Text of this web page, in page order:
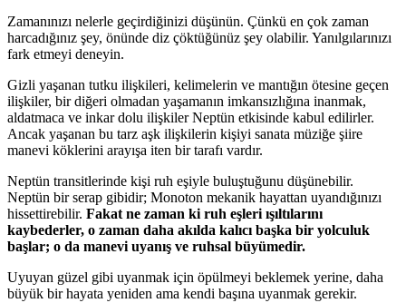
Zamanınızı nelerle geçirdiğinizi düşünün. Çünkü en çok zaman
harcadığınız şey, önünde diz çöktüğünüz şey olabilir. Yanılgılarınızı
fark etmeyi deneyin.
Gizli yaşanan tutku ilişkileri, kelimelerin ve mantığın ötesine geçen
ilişkiler, bir diğeri olmadan yaşamanın imkansızlığına inanmak,
aldatmaca ve inkar dolu ilişkiler Neptün etkisinde kabul edilirler.
Ancak yaşanan bu tarz aşk ilişkilerin kişiyi sanata müziğe şiire
manevi köklerini arayışa iten bir tarafı vardır.
Neptün transitlerinde kişi ruh eşiyle buluştuğunu düşünebilir.
Neptün bir serap gibidir; Monoton mekanik hayattan uyandığınızı
hissettirebilir. Fakat ne zaman ki ruh eşleri ışıltılarını
kaybederler, o zaman daha akılda kalıcı başka bir yolculuk
başlar; o da manevi uyanış ve ruhsal büyümedir.
Uyuyan güzel gibi uyanmak için öpülmeyi beklemek yerine, daha
büyük bir hayata yeniden ama kendi başına uyanmak gerekir.